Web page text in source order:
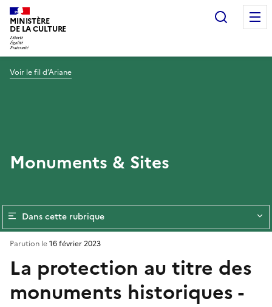
MINISTÈRE
DE LA CULTURE
Voir le fil d’Ariane
Monuments & Sites
Dans cette rubrique
La protection au titre des
monuments historiques -
Parution le16 février 2023